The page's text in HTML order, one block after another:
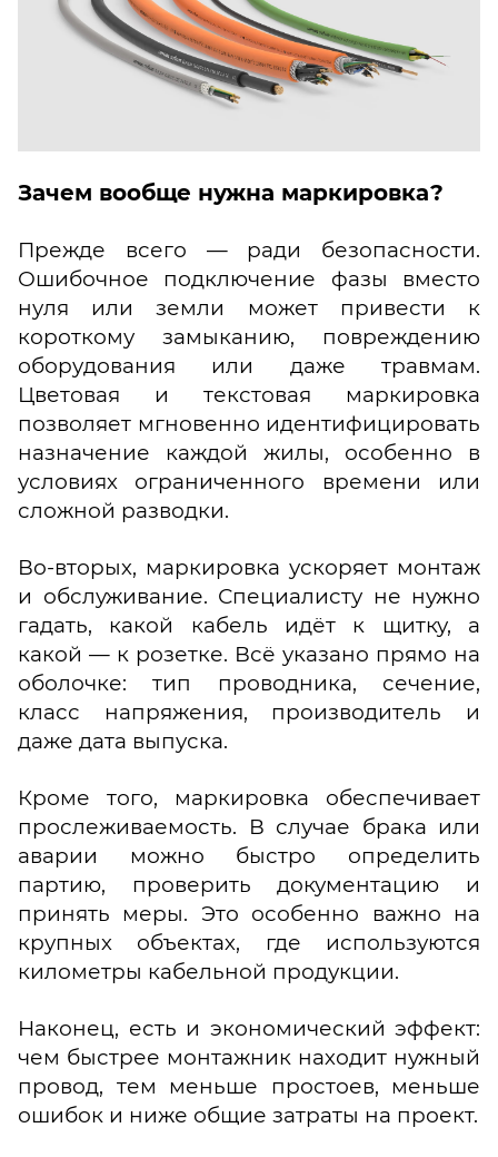
Зачем вообще нужна маркировка?
Прежде всего — ради безопасности.
Ошибочное подключение фазы вместо
нуля или земли может привести к
короткому замыканию, повреждению
оборудования или даже травмам.
Цветовая и текстовая маркировка
позволяет мгновенно идентифицировать
назначение каждой жилы, особенно в
условиях ограниченного времени или
сложной разводки.
Во-вторых, маркировка ускоряет монтаж
и обслуживание. Специалисту не нужно
гадать, какой кабель идёт к щитку, а
какой — к розетке. Всё указано прямо на
оболочке: тип проводника, сечение,
класс напряжения, производитель и
даже дата выпуска.
Кроме того, маркировка обеспечивает
прослеживаемость. В случае брака или
аварии можно быстро определить
партию, проверить документацию и
принять меры. Это особенно важно на
крупных объектах, где используются
километры кабельной продукции.
Наконец, есть и экономический эффект:
чем быстрее монтажник находит нужный
провод, тем меньше простоев, меньше
ошибок и ниже общие затраты на проект.